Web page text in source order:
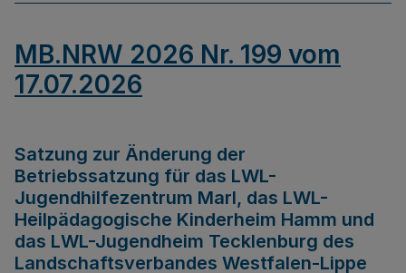
MB.NRW 2026 Nr. 199 vom
17.07.2026
Satzung zur Änderung der
Betriebssatzung für das LWL-
Jugendhilfezentrum Marl, das LWL-
Heilpädagogische Kinderheim Hamm und
das LWL-Jugendheim Tecklenburg des
Landschaftsverbandes Westfalen-Lippe